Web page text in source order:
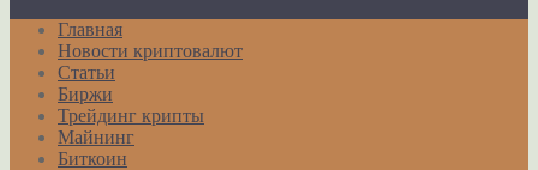
Главная
Новости криптовалют
Статьи
Биржи
Трейдинг крипты
Майнинг
Биткоин